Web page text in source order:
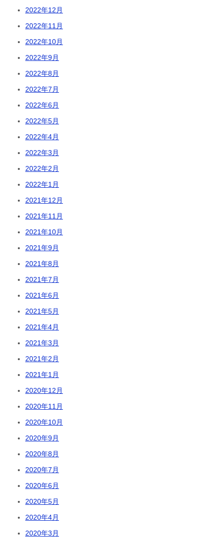
2022年12月
2022年11月
2022年10月
2022年9月
2022年8月
2022年7月
2022年6月
2022年5月
2022年4月
2022年3月
2022年2月
2022年1月
2021年12月
2021年11月
2021年10月
2021年9月
2021年8月
2021年7月
2021年6月
2021年5月
2021年4月
2021年3月
2021年2月
2021年1月
2020年12月
2020年11月
2020年10月
2020年9月
2020年8月
2020年7月
2020年6月
2020年5月
2020年4月
2020年3月